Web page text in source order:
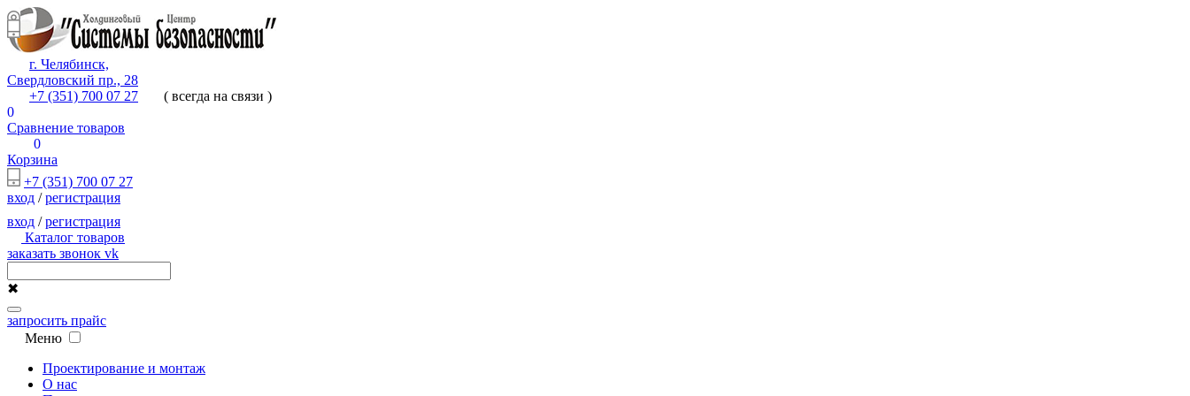
г. Челябинск,
Свердловский пр., 28
+7 (351) 700 07 27
( всегда на связи )
0
Сравнение товаров
0
Корзина
+7 (351) 700 07 27
вход /регистрация
вход /регистрация
Каталог товаров
заказать звонок vk
✖
запросить прайс
Меню
Проектирование и монтаж
О нас